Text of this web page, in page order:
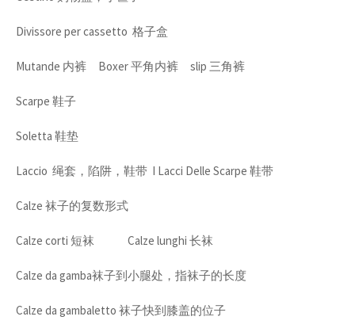
Divissore per cassetto 格子盒
Mutande 内裤 Boxer 平角内裤 slip 三角裤
Scarpe 鞋子
Soletta 鞋垫
Laccio 绳套，陷阱，鞋带 I Lacci Delle Scarpe 鞋带
Calze 袜子的复数形式
Calze corti 短袜 Calze lunghi 长袜
Calze da gamba袜子到小腿处，指袜子的长度
Calze da gambaletto 袜子快到膝盖的位子